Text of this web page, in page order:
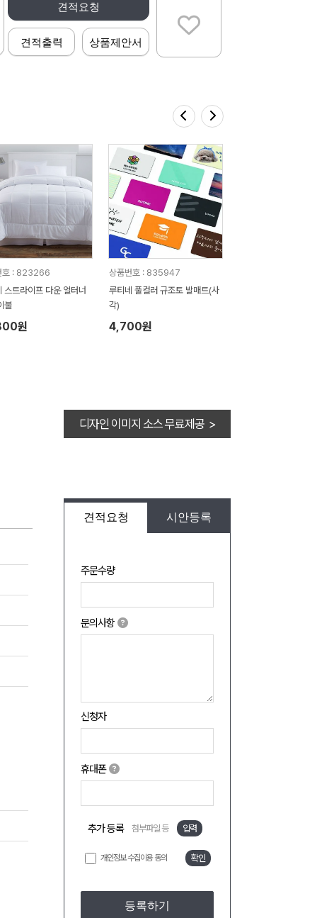
견적요청
견적출력 상품제안서
호 : 823266
스트라이프 다운 얼터너
불
원
상품번호 : 835947
루티네 풀컬러 규조토 발매트(사
각)
4,700원
디자인 이미지 소스 무료제공 >
견적요청 시안등록
주문수량
문의사항
신청자
휴대폰
추가 등록 첨부파일 등 입력
개인정보 수집이용 동의 확인
등록하기